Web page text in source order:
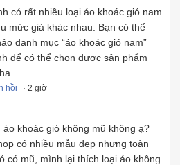
có rất nhiều loại áo khoác gió nam
mức giá khác nhau. Bạn có thể
danh mục “áo khoác gió nam”
để có thể chọn được sản phẩm
hồi · 2 giờ
áo khoác gió không mũ không ạ?
có nhiều mẫu đẹp nhưng toàn
có mũ, mình lại thích loại áo không